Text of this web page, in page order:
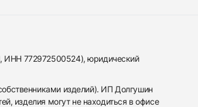
ИНН 772972500524), юридический
изделий). ИП Долгушин
изделия могут не находиться в офисе